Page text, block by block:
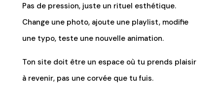
Pas de pression, juste un rituel esthétique.
Change une photo, ajoute une playlist, modifie
une typo, teste une nouvelle animation.
Ton site doit être un espace où tu prends plaisir
à revenir, pas une corvée que tu fuis.